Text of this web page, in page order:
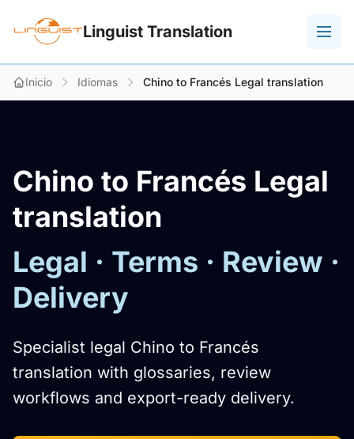
Linguist Translation
Inicio Idiomas Chino to Francés Legal translation
Chino to Francés Legal
translation
Legal · Terms · Review ·
Delivery
Specialist legal Chino to Francés
translation with glossaries, review
workflows and export-ready delivery.